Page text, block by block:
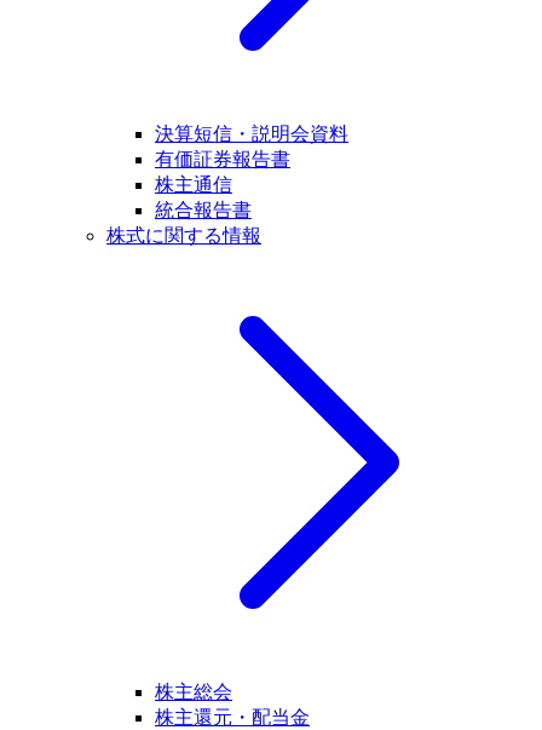
決算短信・説明会資料
有価証券報告書
株主通信
統合報告書
株式に関する情報
株主総会
株主還元・配当金